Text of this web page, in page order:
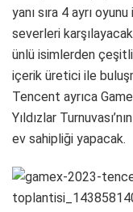
yanı sıra 4 ayrı
severleri
ünlü isimlerden çeşitli
içerik üretici ile
Tencent ayrıca
Yıldızlar
ev sahipliği yapacak.